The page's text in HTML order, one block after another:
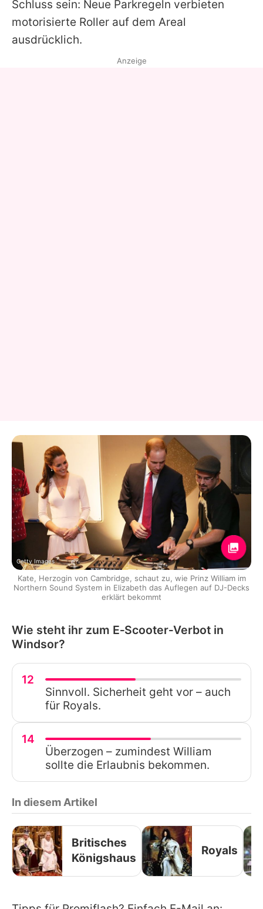
Schluss sein: Neue Parkregeln verbieten
motorisierte Roller auf dem Areal
ausdrücklich.
Anzeige
Getty Images
Kate, Herzogin von Cambridge, schaut zu, wie Prinz William im
Northern Sound System in Elizabeth das Auflegen auf DJ-Decks
erklärt bekommt
Wie steht ihr zum E‑Scooter‑Verbot in
Windsor?
12
Sinnvoll. Sicherheit geht vor – auch
für Royals.
14
Überzogen – zumindest William
sollte die Erlaubnis bekommen.
In diesem Artikel
Britisches
Königshaus
Royals